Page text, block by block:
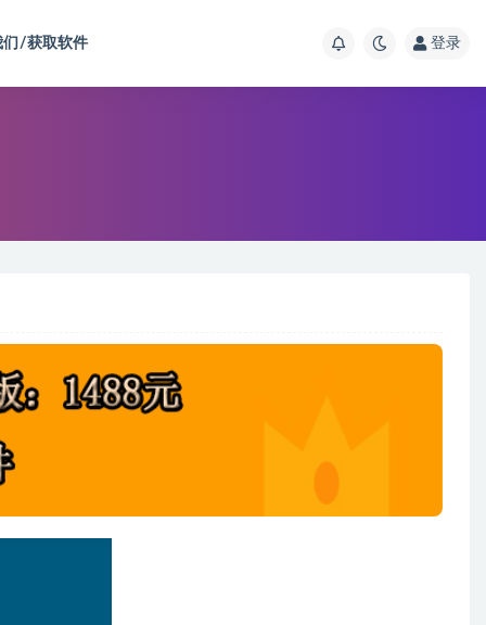
们/获取软件 登录